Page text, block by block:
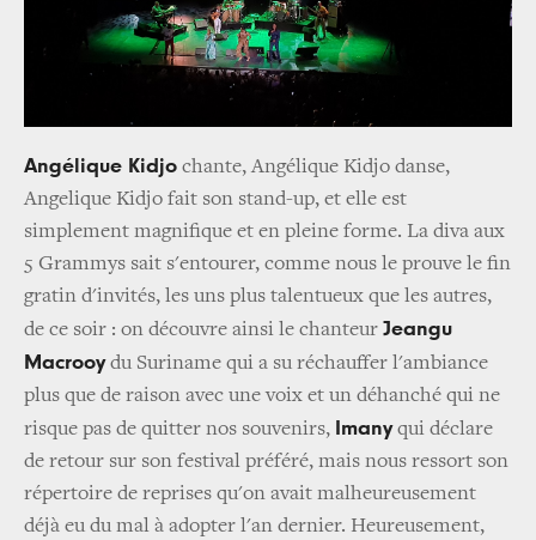
Angélique Kidjo chante, Angélique Kidjo danse,
Angelique Kidjo fait son stand-up, et elle est
simplement magnifique et en pleine forme. La diva aux
5 Grammys sait s'entourer, comme nous le prouve le fin
gratin d'invités, les uns plus talentueux que les autres,
de ce soir : on découvre ainsi le chanteur Jeangu
Macrooydu Suriname qui a su réchauffer l'ambiance
plus que de raison avec une voix et un déhanché qui ne
risque pas de quitter nos souvenirs, Imanyqui déclare
de retour sur son festival préféré, mais nous ressort son
répertoire de reprises qu'on avait malheureusement
déjà eu du mal à adopter l'an dernier. Heureusement,